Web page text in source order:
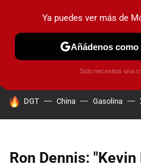
PRUEBAS COCHES
HOY SE HABLA DE
DGT China Gasolina
Ron Dennis:
Ya puedes ver más de
Añádenos
Solo necesitas una